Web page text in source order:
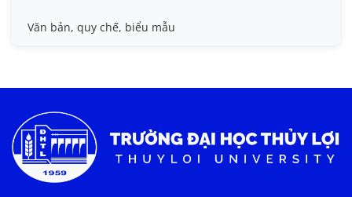
Văn bản, quy chế, biểu mẫu